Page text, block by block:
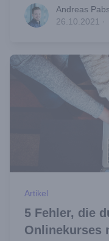
Andreas Pabst
Andreas
26.10.2021 ·
Artikel
5 Fehler, die
Onlinekurses